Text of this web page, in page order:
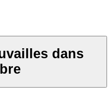
dans